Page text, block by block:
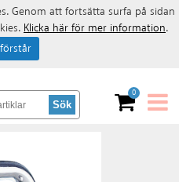
0
Genom att fortsätta surfa på sidan
Klicka här för mer information.